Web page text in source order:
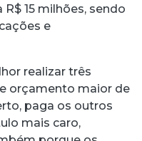
15 milhões, sendo
e
realizar três
orçamento maior de
paga os outros
mais caro,